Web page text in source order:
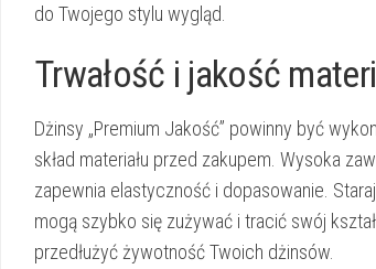
do Twojego stylu wygląd.
Trwałość i jakość
Dżinsy „Premium Jakość” powinny być
skład materiału przed zakupem. Wysoka
zapewnia elastyczność i dopasowanie.
mogą szybko się zużywać i tracić swój
przedłużyć żywotność Twoich dżinsów.